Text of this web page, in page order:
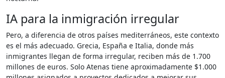
IA para la inmigración irregular
Pero, a diferencia de otros países mediterráneos, este contexto
es el más adecuado. Grecia, España e Italia, donde más
inmigrantes llegan de forma irregular, reciben más de 1.700
millones de euros. Solo Atenas tiene aproximadamente $1.000